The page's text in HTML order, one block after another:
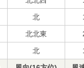
北
北北東
北